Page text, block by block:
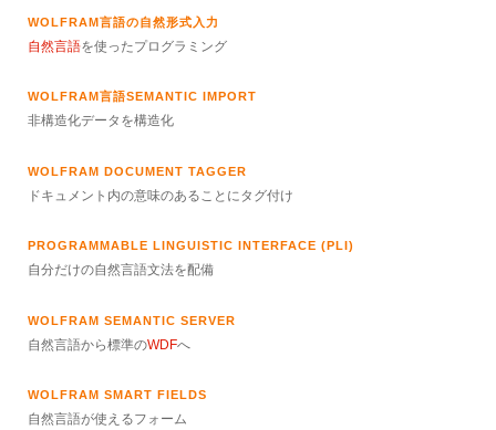
WOLFRAM言語の自然形式入力
自然言語を使ったプログラミング
WOLFRAM言語SEMANTIC IMPORT
非構造化データを構造化
WOLFRAM DOCUMENT TAGGER
ドキュメント内の意味のあることにタグ付け
PROGRAMMABLE LINGUISTIC INTERFACE (PLI)
自分だけの自然言語文法を配備
WOLFRAM SEMANTIC SERVER
自然言語から標準のWDFへ
WOLFRAM SMART FIELDS
自然言語が使えるフォーム